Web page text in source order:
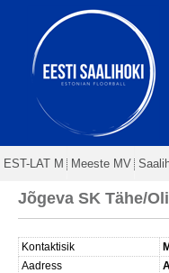
EST-LAT M Meeste MV
Jõgeva SK Tähe/
Kontaktisik
Aadress